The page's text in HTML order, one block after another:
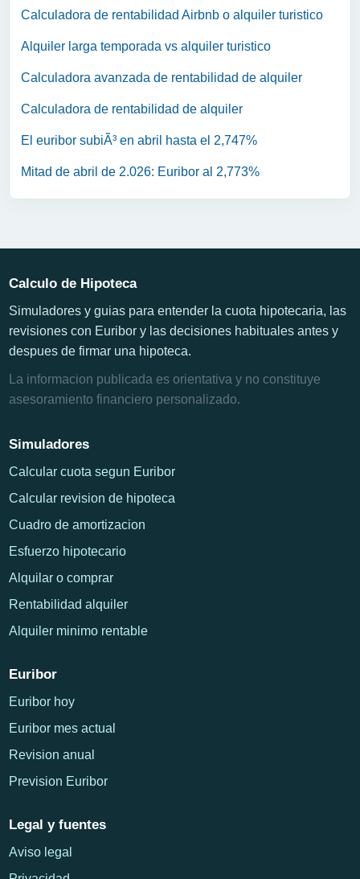
Calculadora de rentabilidad Airbnb o alquiler turistico
Alquiler larga temporada vs alquiler turistico
Calculadora avanzada de rentabilidad de alquiler
Calculadora de rentabilidad de alquiler
El euribor subiÃ³ en abril hasta el 2,747%
Mitad de abril de 2.026: Euribor al 2,773%
Calculo de Hipoteca
Simuladores y guias para entender la cuota hipotecaria, las
revisiones con Euribor y las decisiones habituales antes y
despues de firmar una hipoteca.
La informacion publicada es orientativa y no constituye
asesoramiento financiero personalizado.
Simuladores
Calcular cuota segun Euribor
Calcular revision de hipoteca
Cuadro de amortizacion
Esfuerzo hipotecario
Alquilar o comprar
Rentabilidad alquiler
Alquiler minimo rentable
Euribor
Euribor hoy
Euribor mes actual
Revision anual
Prevision Euribor
Legal y fuentes
Aviso legal